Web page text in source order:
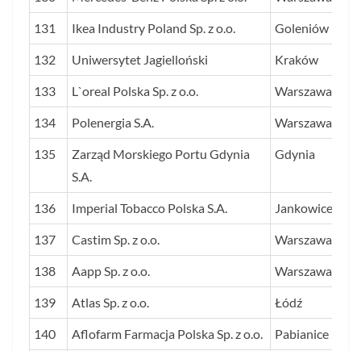
131 Ikea Industry Poland Sp. z o.o. Goleniów
132 Uniwersytet Jagielloński Kraków
133 L`oreal Polska Sp. z o.o. Warszawa
134 Polenergia S.A. Warszawa
135
Zarząd Morskiego Portu Gdynia
S.A.
Gdynia
136 Imperial Tobacco Polska S.A. Jankowice
137 Castim Sp. z o.o. Warszawa
138 Aapp Sp. z o.o. Warszawa
139 Atlas Sp. z o.o. Łódź
140 Aflofarm Farmacja Polska Sp. z o.o. Pabianice